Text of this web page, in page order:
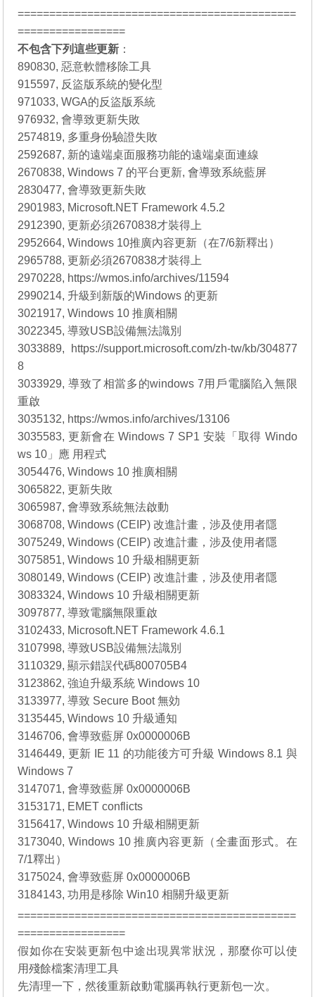
============================================
=================
不包含下列這些更新 ：
890830, 惡意軟體移除工具
915597, 反盜版系統的變化型
971033, WGA的反盜版系統
976932, 會導致更新失敗
2574819, 多重身份驗證失敗
2592687, 新的遠端桌面服務功能的遠端桌面連線
2670838, Windows 7 的平台更新, 會導致系統藍屏
2830477, 會導致更新失敗
2901983, Microsoft.NET Framework 4.5.2
2912390, 更新必須2670838才裝得上
2952664, Windows 10推廣內容更新（在7/6新釋出）
2965788, 更新必須2670838才裝得上
2970228, https://wmos.info/archives/11594
2990214, 升級到新版的Windows 的更新
3021917, Windows 10 推廣相關
3022345, 導致USB設備無法識別
3033889, https://support.microsoft.com/zh-tw/kb/304877
8
3033929, 導致了相當多的windows 7用戶電腦陷入無限
重啟
3035132, https://wmos.info/archives/13106
3035583, 更新會在 Windows 7 SP1 安裝「取得 Windo
ws 10」應 用程式
3054476, Windows 10 推廣相關
3065822, 更新失敗
3065987, 會導致系統無法啟動
3068708, Windows (CEIP) 改進計畫，涉及使用者隱
3075249, Windows (CEIP) 改進計畫，涉及使用者隱
3075851, Windows 10 升級相關更新
3080149, Windows (CEIP) 改進計畫，涉及使用者隱
3083324, Windows 10 升級相關更新
3097877, 導致電腦無限重啟
3102433, Microsoft.NET Framework 4.6.1
3107998, 導致USB設備無法識別
3110329, 顯示錯誤代碼800705B4
3123862, 強迫升級系統 Windows 10
3133977, 導致 Secure Boot 無効
3135445, Windows 10 升級通知
3146706, 會導致藍屏 0x0000006B
3146449, 更新 IE 11 的功能後方可升級 Windows 8.1 與
Windows 7
3147071, 會導致藍屏 0x0000006B
3153171, EMET conflicts
3156417, Windows 10 升級相關更新
3173040, Windows 10 推廣內容更新（全畫面形式。在
7/1釋出）
3175024, 會導致藍屏 0x0000006B
3184143, 功用是移除 Win10 相關升級更新
============================================
=================
假如你在安裝更新包中途出現異常狀況，那麼你可以使
用殘餘檔案清理工具
先清理一下，然後重新啟動電腦再執行更新包一次。